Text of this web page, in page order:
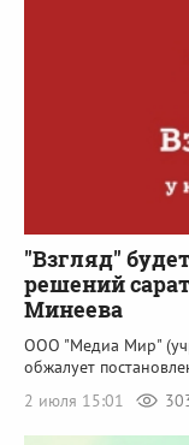
"Взгляд"
решений
Минеева
ООО "Медиа Мир"
обжалует
2 июля 15:01